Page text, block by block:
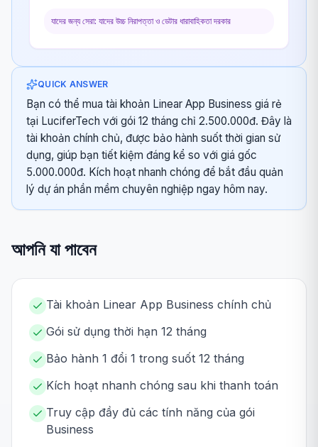
যাদের জন্য সেরা: যাদের উচ্চ নিরাপত্তা ও ডেটার ধারাবাহিকতা দরকার
QUICK ANSWER
Bạn có thể mua tài khoản Linear App Business giá rẻ
tại LuciferTech với gói 12 tháng chỉ 2.500.000đ. Đây là
tài khoản chính chủ, được bảo hành suốt thời gian sử
dụng, giúp bạn tiết kiệm đáng kể so với giá gốc
5.000.000đ. Kích hoạt nhanh chóng để bắt đầu quản
lý dự án phần mềm chuyên nghiệp ngay hôm nay.
আপনি যা পাবেন
Tài khoản Linear App Business chính chủ
Gói sử dụng thời hạn 12 tháng
Bảo hành 1 đổi 1 trong suốt 12 tháng
Kích hoạt nhanh chóng sau khi thanh toán
Truy cập đầy đủ các tính năng của gói
Business